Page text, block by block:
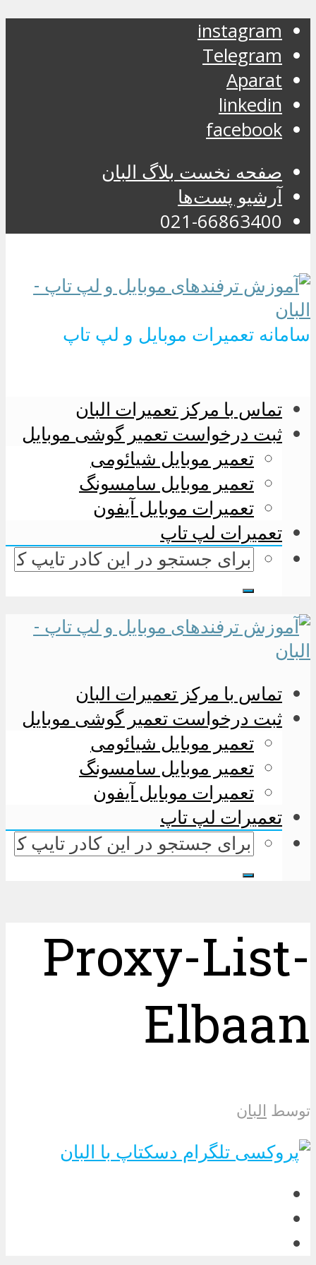
instagram
Telegram
Aparat
linkedin
facebook
صفحه نخست بلاگ البان
آرشیو پست‌ها
021-66863400
سامانه تعمیرات موبایل و لپ تاپ
تماس با مرکز تعمیرات البان
ثبت درخواست تعمیر گوشی موبایل
تعمیر موبایل شیائومی
تعمیر موبایل سامسونگ
تعمیرات موبایل آیفون
تعمیرات لپ تاپ
تماس با مرکز تعمیرات البان
ثبت درخواست تعمیر گوشی موبایل
تعمیر موبایل شیائومی
تعمیر موبایل سامسونگ
تعمیرات موبایل آیفون
تعمیرات لپ تاپ
Proxy-List-
Elbaan
توسط البان